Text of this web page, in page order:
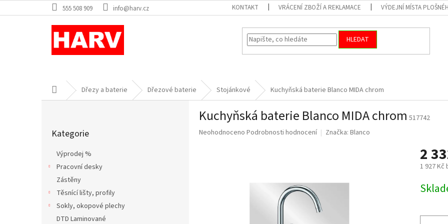
na
555 508 909 info@harv.cz KONTAKT VRÁCENÍ ZBOŽÍ A REKLAMACE VÝDEJNÍ MÍSTA
HLEDAT
Domů Dřezy a baterie Dřezové baterie Stojánkové Kuchyňská baterie Blanco MIDA chrom
kategorie
Kategorie
Výprodej %
Pracovní desky
Zástěny
Těsnící lišty, profily
Sokly, okopové plechy
DTD Laminované
Kuchyňská baterie Blanco MIDA chrom 517742
Průměrné
Neohodnoceno Podrobnosti hodnocení Značka: Blanco
2
1 927 Kč
cena: